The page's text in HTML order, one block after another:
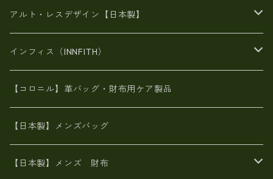
豊岡製品
エナメルクロコ
がま口
斜め掛け
がま口財布
スペインレザー
長財布
スペインレザー
佐賀牛革
L字ファスナー財布
スペインレザー
革友禅染め
ポーチ
ヌメ革
革友禅染め
財布ショルダー
ヌメ革
がま口財布
BAG
財布・小物
アルト・レスデザイン【日本製】
BAG
財布・小物
インフィス（INNFITH）
BAG
財布・小物
【コロニル】革バッグ・財布用ケア製品
【日本製】メンズバッグ
【日本製】メンズ 財布